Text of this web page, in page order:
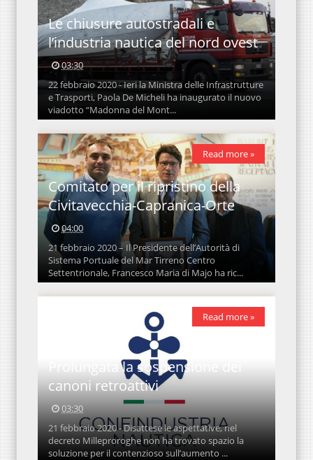
Le chiusure autostradali e
l’industria nautica del nord ovest
03:30
22 febbraio 2020 - Ieri la Ministra delle Infrastrutture
e Trasporti, Paola De Micheli ha inaugurato il nuovo
viadotto “Madonna del Mont...
Comitato per il ripristino della
Civitavecchia-Capranica-Orte
04:00
21 febbraio 2020 – Il Presidente dell’Autorità di
Sistema Portuale del Mar Tirreno Centro
Settentrionale, Francesco Maria di Majo ha ric...
Read more »
Prolungata la sospensione dei
canoni retroattivi
03:30
21 febbraio 2020 - Disattese le aspettative, nel
decreto Milleproroghe non ha trovato spazio la
soluzione per il contenzioso sull’aumento ...
Read more »